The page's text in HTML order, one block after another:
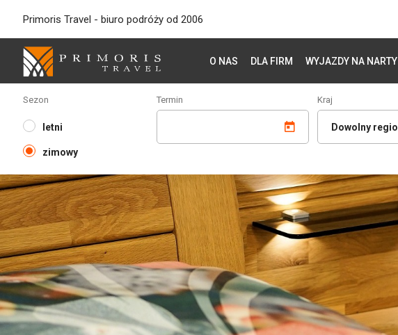
Primoris Travel - biuro podróży od 2006
O NAS DLA FIRM WYJAZDY NA NARTY
Sezon
letni
zimowy
Termin Kraj